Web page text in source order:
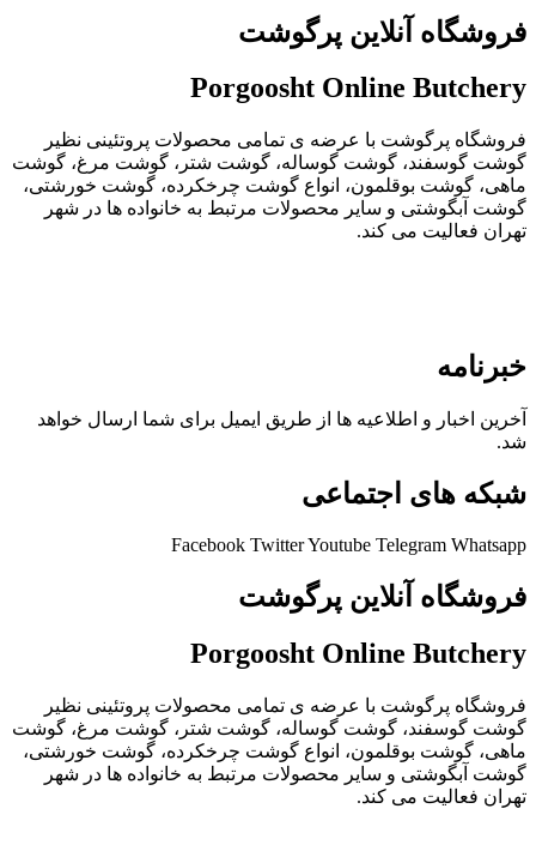
فروشگاه آنلاین پرگوشت
Porgoosht Online Butchery
فروشگاه پرگوشت با عرضه ی تمامی محصولات پروتئینی نظیر
گوشت گوسفند، گوشت گوساله، گوشت شتر، گوشت مرغ، گوشت
ماهی، گوشت بوقلمون، انواع گوشت چرخکرده، گوشت خورشتی،
گوشت آبگوشتی و سایر محصولات مرتبط به خانواده ها در شهر
تهران فعالیت می کند.
خبرنامه
آخرین اخبار و اطلاعیه ها از طریق ایمیل برای شما ارسال خواهد
شد.
شبکه های اجتماعی
Facebook TwitterYoutube Telegram Whatsapp
فروشگاه آنلاین پرگوشت
Porgoosht Online Butchery
فروشگاه پرگوشت با عرضه ی تمامی محصولات پروتئینی نظیر
گوشت گوسفند، گوشت گوساله، گوشت شتر، گوشت مرغ، گوشت
ماهی، گوشت بوقلمون، انواع گوشت چرخکرده، گوشت خورشتی،
گوشت آبگوشتی و سایر محصولات مرتبط به خانواده ها در شهر
تهران فعالیت می کند.